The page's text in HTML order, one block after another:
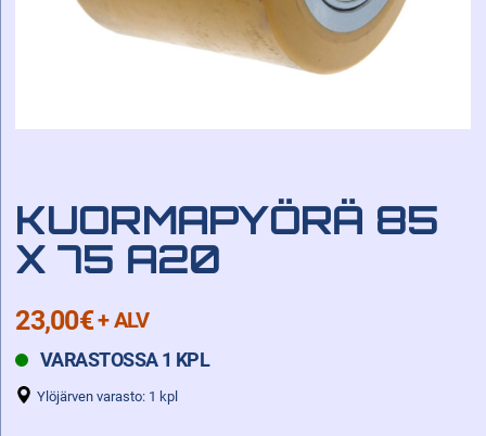
KUORMAPYÖRÄ 85
X 75 A20
23,00€+ ALV
VARASTOSSA 1 KPL
Ylöjärven varasto: 1 kpl